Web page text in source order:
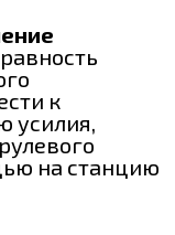
к
усилия,
на станцию